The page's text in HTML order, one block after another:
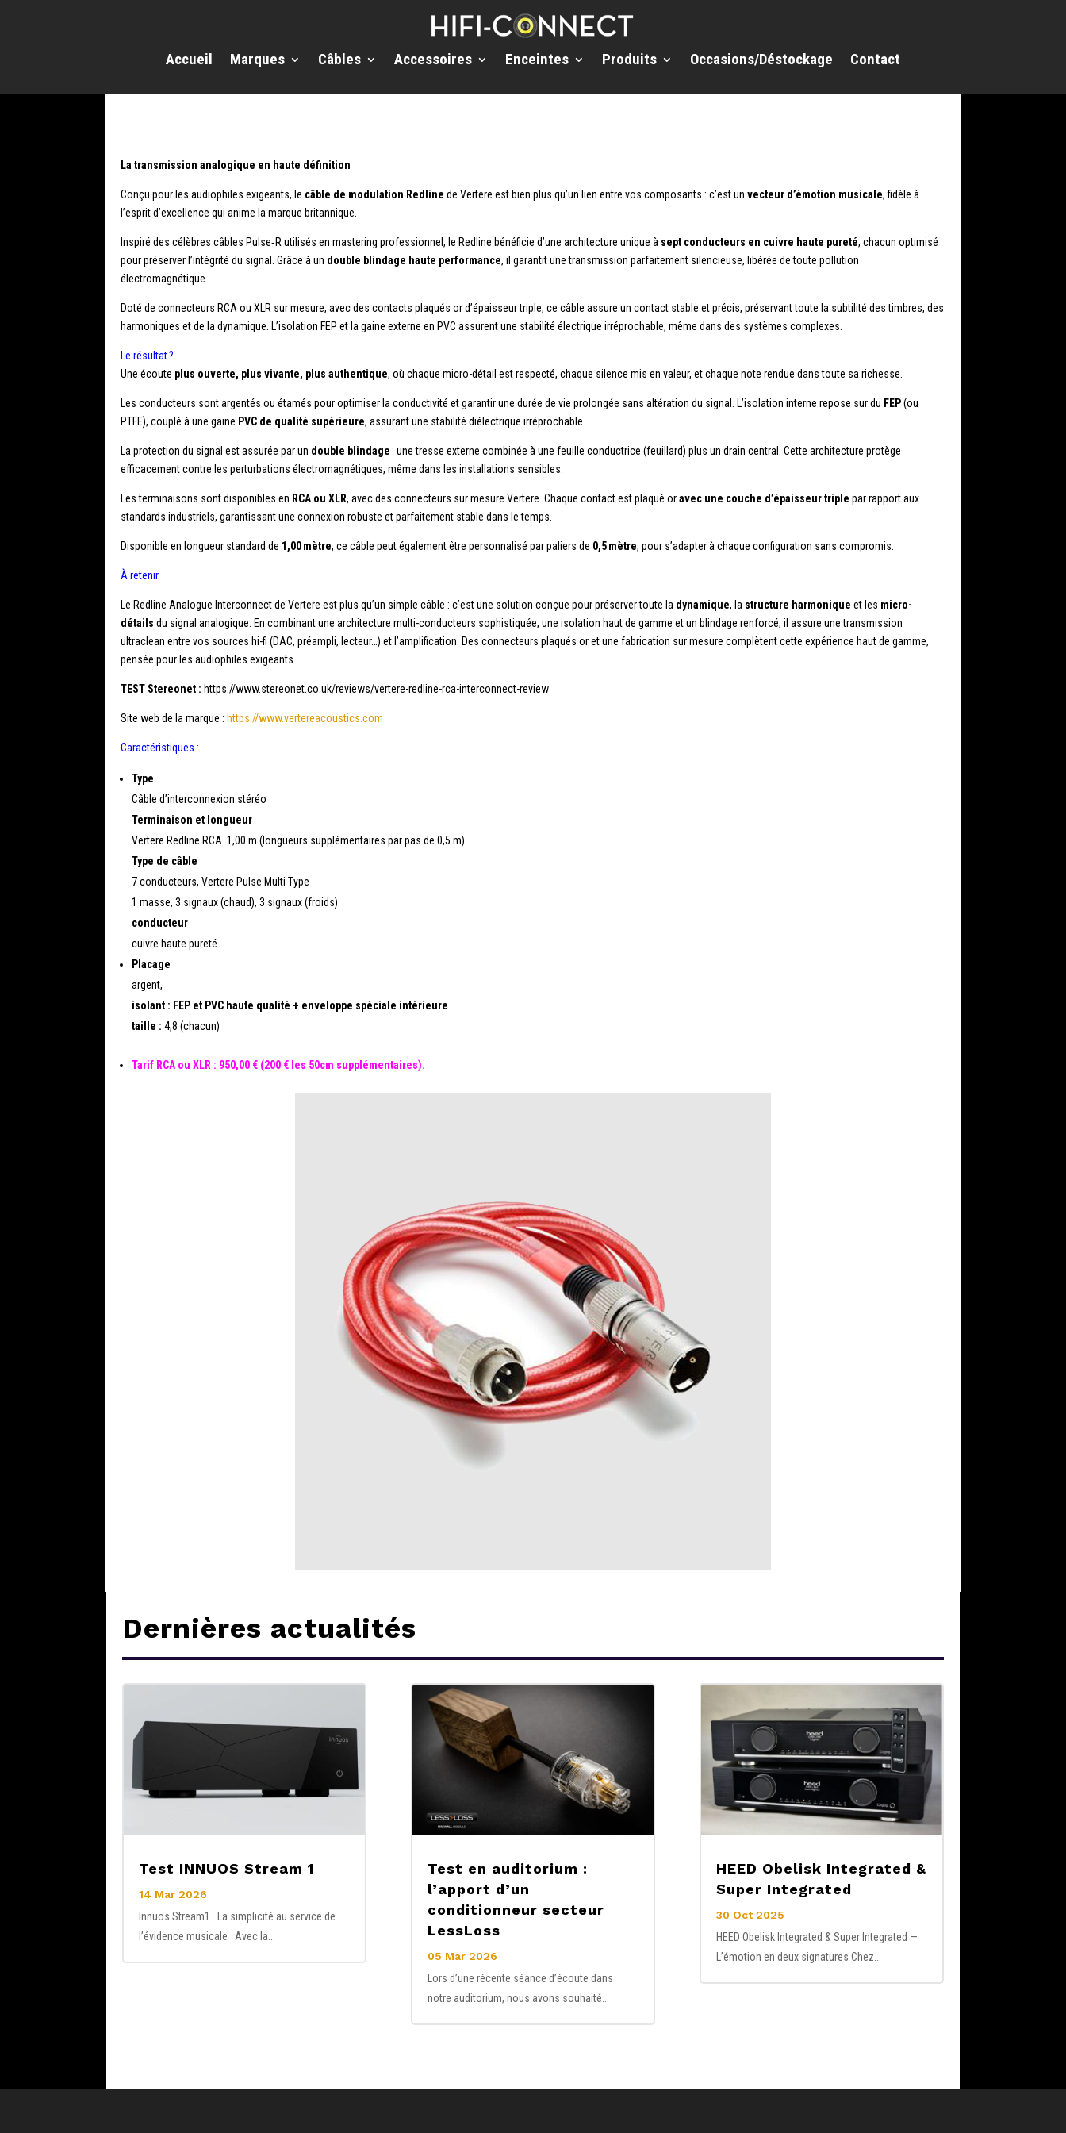
Accueil Marques Câbles Accessoires Enceintes Produits Occasions/Déstockage Contact
La transmission analogique en haute définition
Conçu pour les audiophiles exigeants, le câble de modulation Redline de Vertere est bien plus qu’un lien entre vos composants : c’est un vecteur d’émotion musicale, fidèle à
l’esprit d’excellence qui anime la marque britannique.
Inspiré des célèbres câbles Pulse‑R utilisés en mastering professionnel, le Redline bénéficie d’une architecture unique à sept conducteurs en cuivre haute pureté, chacun optimisé
pour préserver l’intégrité du signal. Grâce à un double blindage haute performance, il garantit une transmission parfaitement silencieuse, libérée de toute pollution
électromagnétique.
Doté de connecteurs RCA ou XLR sur mesure, avec des contacts plaqués or d’épaisseur triple, ce câble assure un contact stable et précis, préservant toute la subtilité des timbres, des
harmoniques et de la dynamique. L’isolation FEP et la gaine externe en PVC assurent une stabilité électrique irréprochable, même dans des systèmes complexes.
Le résultat ?
Une écoute plus ouverte, plus vivante, plus authentique, où chaque micro-détail est respecté, chaque silence mis en valeur, et chaque note rendue dans toute sa richesse.
Les conducteurs sont argentés ou étamés pour optimiser la conductivité et garantir une durée de vie prolongée sans altération du signal. L’isolation interne repose sur du FEP(ou
PTFE), couplé à une gaine PVC de qualité supérieure, assurant une stabilité diélectrique irréprochable
La protection du signal est assurée par un double blindage : une tresse externe combinée à une feuille conductrice (feuillard) plus un drain central. Cette architecture protège
efficacement contre les perturbations électromagnétiques, même dans les installations sensibles.
Les terminaisons sont disponibles en RCA ou XLR, avec des connecteurs sur mesure Vertere. Chaque contact est plaqué oravec une couche d’épaisseur triple par rapport aux
standards industriels, garantissant une connexion robuste et parfaitement stable dans le temps.
Disponible en longueur standard de 1,00 mètre, ce câble peut également être personnalisé par paliers de 0,5 mètre, pour s’adapter à chaque configuration sans compromis.
À retenir
Le Redline Analogue Interconnect de Vertere est plus qu’un simple câble : c’est une solution conçue pour préserver toute la dynamique, la structure harmonique et les micro-
détails du signal analogique. En combinant une architecture multi-conducteurs sophistiquée, une isolation haut de gamme et un blindage renforcé, il assure une transmission
ultraclean entre vos sources hi-fi (DAC, préampli, lecteur…) et l’amplification. Des connecteurs plaqués or et une fabrication sur mesure complètent cette expérience haut de gamme,
pensée pour les audiophiles exigeants
TEST Stereonet : https://www.stereonet.co.uk/reviews/vertere-redline-rca-interconnect-review
Site web de la marque : https://www.vertereacoustics.com
Caractéristiques :
Type
Câble d’interconnexion stéréo
Terminaison et longueur
Vertere Redline RCA 1,00 m (longueurs supplémentaires par pas de 0,5 m)
Type de câble
7 conducteurs, Vertere Pulse Multi Type
1 masse, 3 signaux (chaud), 3 signaux (froids)
conducteur
cuivre haute pureté
Placage
argent,
isolant : FEP et PVC haute qualité + enveloppe spéciale intérieure
taille : 4,8 (chacun)
Tarif RCA ou XLR : 950,00 € (200 € les 50cm supplémentaires).
Dernières actualités
Test INNUOS Stream 1
14 Mar 2026
Innuos Stream1 La simplicité au service de
l’évidence musicale Avec la...
Test en auditorium :
l’apport d’un
conditionneur secteur
LessLoss
05 Mar 2026
Lors d’une récente séance d’écoute dans
notre auditorium, nous avons souhaité...
HEED Obelisk Integrated &
Super Integrated
30 Oct 2025
HEED Obelisk Integrated & Super Integrated —
L’émotion en deux signatures Chez...